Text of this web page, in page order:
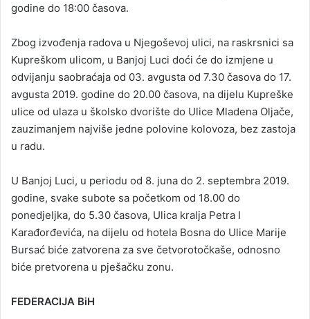
godine do 18:00 časova.
Zbog izvođenja radova u Njegoševoj ulici, na raskrsnici sa
Kupreškom ulicom, u Banjoj Luci doći će do izmjene u
odvijanju saobraćaja od 03. avgusta od 7.30 časova do 17.
avgusta 2019. godine do 20.00 časova, na dijelu Kupreške
ulice od ulaza u školsko dvorište do Ulice Mladena Oljače,
zauzimanjem najviše jedne polovine kolovoza, bez zastoja
u radu.
U Banjoj Luci, u periodu od 8. juna do 2. septembra 2019.
godine, svake subote sa početkom od 18.00 do
ponedjeljka, do 5.30 časova, Ulica kralja Petra I
Karađorđevića, na dijelu od hotela Bosna do Ulice Marije
Bursać biće zatvorena za sve četvorotočkaše, odnosno
biće pretvorena u pješačku zonu.
FEDERACIJA BiH